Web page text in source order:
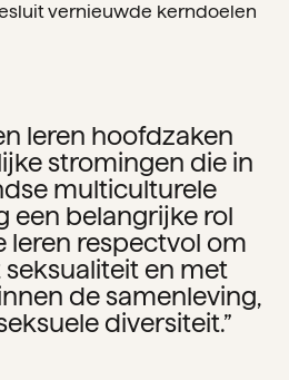
vernieuwde kerndoelen
leren hoofdzaken
stromingen die in
multiculturele
een belangrijke rol
leren respectvol om
en met
de samenleving,
diversiteit.”